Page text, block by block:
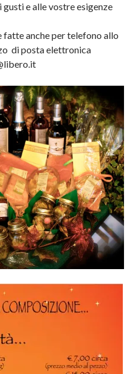
e alle vostre esigenze
fatte anche per telefono allo
di posta elettronica